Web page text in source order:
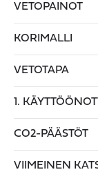
VETOPAINOT
KORIMALLI
VETOTAPA
1.
CO2-PÄÄSTÖT
VIIMEINEN